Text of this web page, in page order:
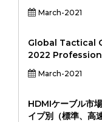
Edition
March-2021
Global Tactical
2022
March-2021
HDMIケーブル市
イプ別（標準、高